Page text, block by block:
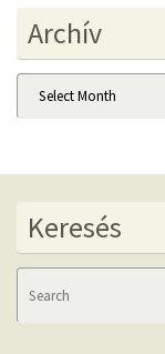
Archív
Archív
Keresés